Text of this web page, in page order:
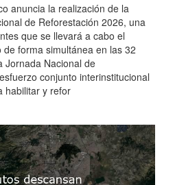
anuncia la realización de la
de Reforestación 2026, una
que se llevará a cabo el
forma simultánea en las 32
Jornada Nacional de
conjunto interinstitucional
habilitar y refor